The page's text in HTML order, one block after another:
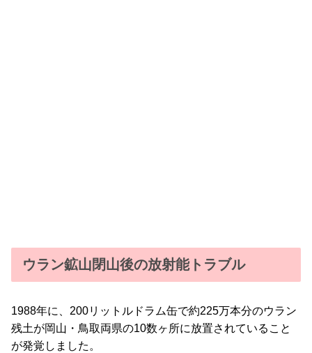
ウラン鉱山閉山後の放射能トラブル
1988年に、200リットルドラム缶で約225万本分のウラン
残土が岡山・鳥取両県の10数ヶ所に放置されていること
が発覚しました。